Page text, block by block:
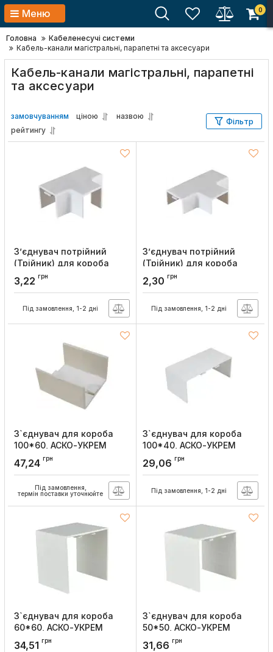
Меню 0
Головна
Кабеленесучі системи
Кабель-канали магістральні, парапетні та аксесуари
Кабель-канали магістральні, парапетні
та аксесуари
замовчуванням ціною
назвою
рейтингу
Фільтр
З’єднувач потрійний
(Трійник) для короба
16*16, АСКО-УКРЕМ
Артикул:
3,22 грн
Під замовлення, 1-2 дні
З’єднувач потрійний
(Трійник) для короба
15*10, АСКО-УКРЕМ
Артикул:
2,30 грн
Під замовлення, 1-2 дні
З`єднувач для короба
100*60, АСКО-УКРЕМ
Артикул:A0070040048
47,24 грн
Під замовлення,
термін поставки уточнюйте
З`єднувач для короба
100*40, АСКО-УКРЕМ
Артикул: A0070040047
29,06 грн
Під замовлення, 1-2 дні
З`єднувач для короба
60*60, АСКО-УКРЕМ
Артикул:A0070040086
34,51 грн
З`єднувач для короба
50*50, АСКО-УКРЕМ
Артикул:A0070040097
31,66 грн